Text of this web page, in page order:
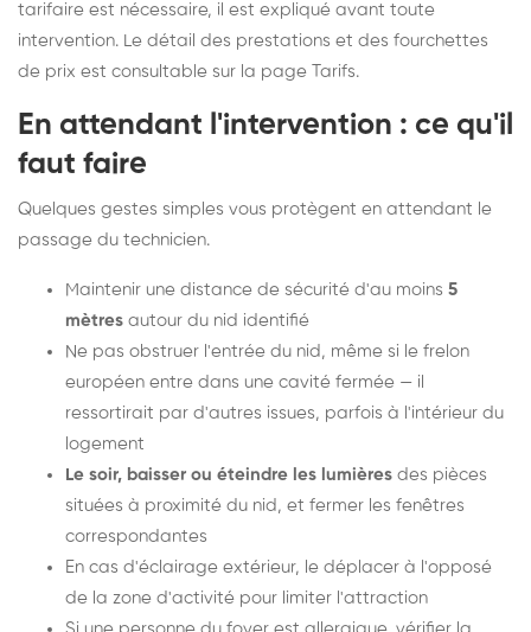
tarifaire est nécessaire, il est expliqué avant toute
intervention. Le détail des prestations et des fourchettes
de prix est consultable sur la page Tarifs.
En attendant l'intervention : ce qu'il
faut faire
Quelques gestes simples vous protègent en attendant le
passage du technicien.
Maintenir une distance de sécurité d'au moins 5
mètres autour du nid identifié
Ne pas obstruer l'entrée du nid, même si le frelon
européen entre dans une cavité fermée — il
ressortirait par d'autres issues, parfois à l'intérieur du
logement
Le soir, baisser ou éteindre les lumières des pièces
situées à proximité du nid, et fermer les fenêtres
correspondantes
En cas d'éclairage extérieur, le déplacer à l'opposé
de la zone d'activité pour limiter l'attraction